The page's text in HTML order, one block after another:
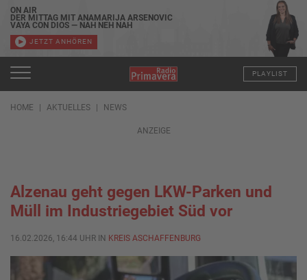
ON AIR
DER MITTAG MIT ANAMARIJA ARSENOVIC
VAYA CON DIOS — NAH NEH NAH
JETZT ANHÖREN
PLAYLIST
HOME AKTUELLES NEWS
ANZEIGE
Alzenau geht gegen LKW-Parken und
Müll im Industriegebiet Süd vor
16.02.2026, 16:44 UHR IN KREIS ASCHAFFENBURG